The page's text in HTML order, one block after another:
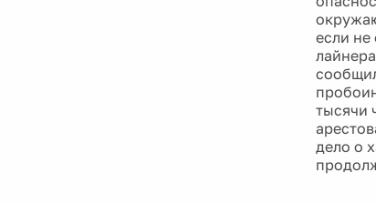
если не
тысячи
дело о